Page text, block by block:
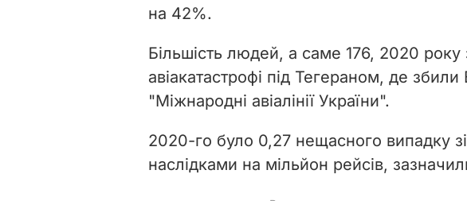
на 42%.
Більшість людей, а саме 176, 2020 року
авіакатастрофі під Тегераном, де збили
"Міжнародні авіалінії України".
2020-го було 0,27 нещасного випадку
наслідками на мільйон рейсів,